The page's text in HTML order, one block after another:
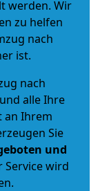
werden. Wir
zu helfen
nach
ist.
nach
alle Ihre
an Ihrem
Sie
und
Service wird